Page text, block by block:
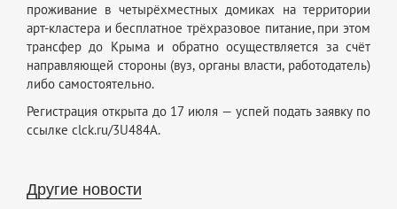
проживание в четырёхместных домиках на территории
арт‑кластера и бесплатное трёхразовое питание, при этом
трансфер до Крыма и обратно осуществляется за счёт
направляющей стороны (вуз, органы власти, работодатель)
либо самостоятельно.
Регистрация открыта до 17 июля — успей подать заявку по
ссылке clck.ru/3U484A.
Другие новости